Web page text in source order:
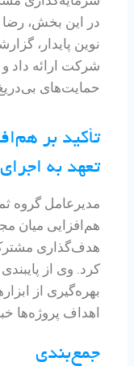
در این بخش،
نوین پایدار،
شرکت ارائه داد
حمایت‌های
تأکید بر
تعهد به
مدیرعامل گروه
هم‌افزایی میان
هدف‌گذاری مشترک
کرد. وی از
بهره‌گیری از
اهداف پروژه‌ها
جمع‌بندی